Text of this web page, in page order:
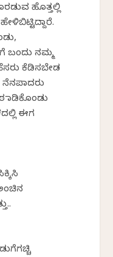
ಹೊತ್ತಲ್ಲಿ
ಬಂದು ನಮ್ಮ
ಕೆಡಿಸಬೇಡ
ಮಾಡಿಕೊಂಡು
ಈಗ